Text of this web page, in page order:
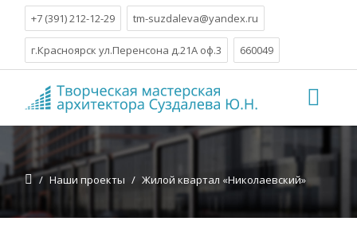
+7 (391) 212-12-29 tm-suzdaleva@yandex.ru
г.Красноярск ул.Перенсона д.21А оф.3 660049
/ Наши проекты / Жилой квартал «Николаевский»